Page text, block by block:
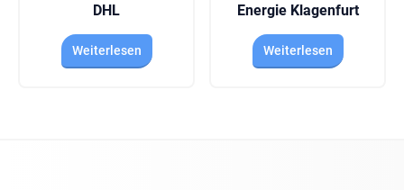
DHL
Weiterlesen
Energie Klagenfurt
Weiterlesen